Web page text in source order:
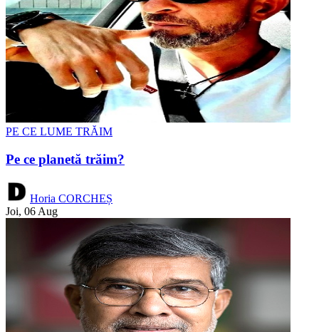
PE CE LUME TRĂIM
Pe ce planetă trăim?
Horia CORCHEȘ
Joi, 06 Aug